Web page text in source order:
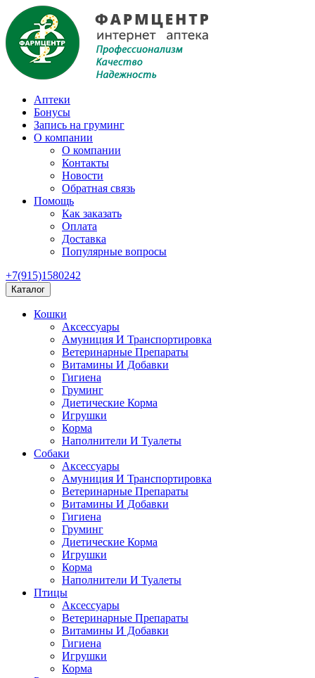
Аптеки
Бонусы
Запись на груминг
О компании
О компании
Контакты
Новости
Обратная связь
Помощь
Как заказать
Оплата
Доставка
Популярные вопросы
+7(915)1580242
Каталог
Кошки
Аксессуары
Амуниция И Транспортировка
Ветеринарные Препараты
Витамины И Добавки
Гигиена
Груминг
Диетические Корма
Игрушки
Корма
Наполнители И Туалеты
Собаки
Аксессуары
Амуниция И Транспортировка
Ветеринарные Препараты
Витамины И Добавки
Гигиена
Груминг
Диетические Корма
Игрушки
Корма
Наполнители И Туалеты
Птицы
Аксессуары
Ветеринарные Препараты
Витамины И Добавки
Гигиена
Игрушки
Корма